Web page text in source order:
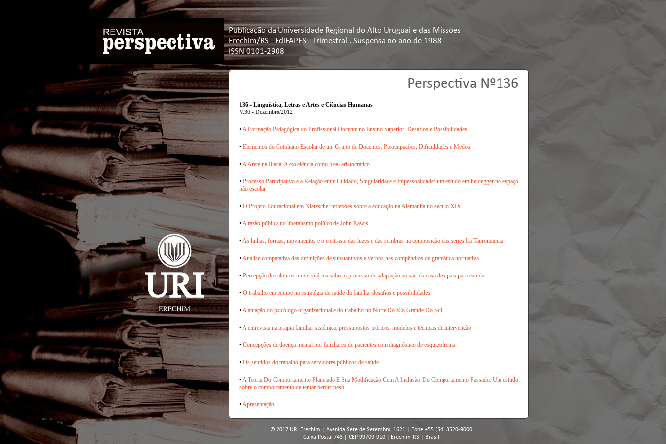
Publicação da Universidade Regional do Alto Uruguai e das Missões
Erechim/RS - EdiFAPES - Trimestral . Suspensa no ano de 1988
ISSN 0101-2908
Perspectiva Nº136
136 - Linguística, Letras e Artes e Ciências Humanas
V.36 - Dezembro/2012
•A Formação Pedagógica do Profissional Docente no Ensino Superior: Desafios e Possibilidades
• Elementos do Cotidiano Escolar de um Grupo de Docentes: Preocupações, Dificuldades e Medos
•A Areté na Ilíada: A excelência como ideal aristocrático
• Processo Participativo e a Relação entre Cuidado, Singularidade e Impessoalidade: um estudo em heidegger no espaço
não escolar
• O Projeto Educacional em Nietzsche: reflexões sobre a educação na Alemanha no século XIX
•A razão pública no liberalismo político de John Rawls
•As linhas, formas, movimentos e o contraste das luzes e das sombras na composição das series La Tauromaquia
•Análise comparativa das definições de substantivos e verbos nos compêndios de gramática normativa
• Percepção de calouros universitários sobre o processo de adaptação ao sair da casa dos pais para estudar
• O trabalho em equipe na estratégia de saúde da família: desafios e possibilidades
•A atuação do psicólogo organizacional e do trabalho no Norte Do Rio Grande Do Sul
•A entrevista na terapia familiar sistêmica: pressupostos teóricos, modelos e técnicas de intervenção
• Concepções de doença mental por familiares de pacientes com diagnóstico de esquizofrenia
• Os sentidos do trabalho para servidores públicos de saúde
•A Teoria Do Comportamento Planejado E Sua Modificação Com A Inclusão Do Comportamento Passado: Um estudo
sobre o comportamento de tentar perder peso
•Apresentação
© 2017 URI Erechim | Avenida Sete de Setembro, 1621 | Fone +55 (54) 3520-9000
Caixa Postal 743 | CEP 99709-910 | Erechim-RS | Brasil